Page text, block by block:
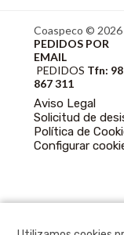
Coaspeco © 2026
PEDIDOS POR
EMAIL
PEDIDOS Tfn:
867 311
Aviso Legal
Solicitud de
Política de
Configurar